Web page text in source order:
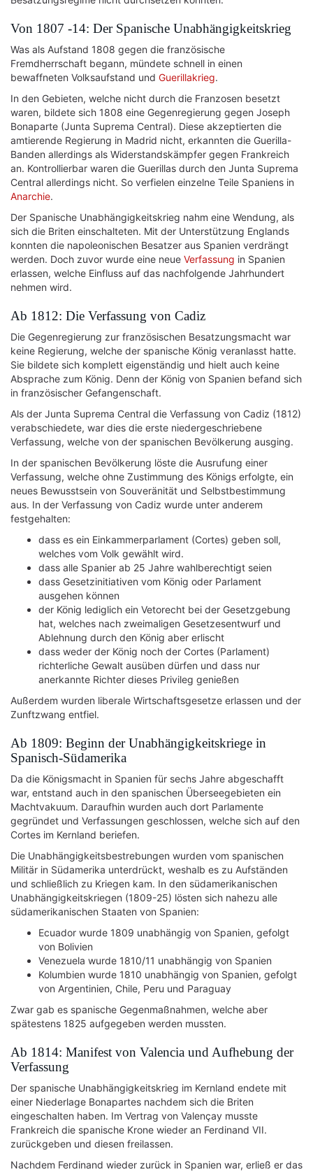
Von 1807 -14: Der Spanische Unabhängigkeitskrieg
Was als Aufstand 1808 gegen die französische
Fremdherrschaft begann, mündete schnell in einen
bewaffneten Volksaufstand und Guerillakrieg.
In den Gebieten, welche nicht durch die Franzosen besetzt
waren, bildete sich 1808 eine Gegenregierung gegen Joseph
Bonaparte (Junta Suprema Central). Diese akzeptierten die
amtierende Regierung in Madrid nicht, erkannten die Guerilla-
Banden allerdings als Widerstandskämpfer gegen Frankreich
an. Kontrollierbar waren die Guerillas durch den Junta Suprema
Central allerdings nicht. So verfielen einzelne Teile Spaniens in
Anarchie.
Der Spanische Unabhängigkeitskrieg nahm eine Wendung, als
sich die Briten einschalteten. Mit der Unterstützung Englands
konnten die napoleonischen Besatzer aus Spanien verdrängt
werden. Doch zuvor wurde eine neue Verfassung in Spanien
erlassen, welche Einfluss auf das nachfolgende Jahrhundert
nehmen wird.
Ab 1812: Die Verfassung von Cadiz
Die Gegenregierung zur französischen Besatzungsmacht war
keine Regierung, welche der spanische König veranlasst hatte.
Sie bildete sich komplett eigenständig und hielt auch keine
Absprache zum König. Denn der König von Spanien befand sich
in französischer Gefangenschaft.
Als der Junta Suprema Central die Verfassung von Cadiz (1812)
verabschiedete, war dies die erste niedergeschriebene
Verfassung, welche von der spanischen Bevölkerung ausging.
In der spanischen Bevölkerung löste die Ausrufung einer
Verfassung, welche ohne Zustimmung des Königs erfolgte, ein
neues Bewusstsein von Souveränität und Selbstbestimmung
aus. In der Verfassung von Cadiz wurde unter anderem
festgehalten:
dass es ein Einkammerparlament (Cortes) geben soll,
welches vom Volk gewählt wird.
dass alle Spanier ab 25 Jahre wahlberechtigt seien
dass Gesetzinitiativen vom König oder Parlament
ausgehen können
der König lediglich ein Vetorecht bei der Gesetzgebung
hat, welches nach zweimaligen Gesetzesentwurf und
Ablehnung durch den König aber erlischt
dass weder der König noch der Cortes (Parlament)
richterliche Gewalt ausüben dürfen und dass nur
anerkannte Richter dieses Privileg genießen
Außerdem wurden liberale Wirtschaftsgesetze erlassen und der
Zunftzwang entfiel.
Ab 1809: Beginn der Unabhängigkeitskriege in
Spanisch-Südamerika
Da die Königsmacht in Spanien für sechs Jahre abgeschafft
war, entstand auch in den spanischen Überseegebieten ein
Machtvakuum. Daraufhin wurden auch dort Parlamente
gegründet und Verfassungen geschlossen, welche sich auf den
Cortes im Kernland beriefen.
Die Unabhängigkeitsbestrebungen wurden vom spanischen
Militär in Südamerika unterdrückt, weshalb es zu Aufständen
und schließlich zu Kriegen kam. In den südamerikanischen
Unabhängigkeitskriegen (1809-25) lösten sich nahezu alle
südamerikanischen Staaten von Spanien:
Ecuador wurde 1809 unabhängig von Spanien, gefolgt
von Bolivien
Venezuela wurde 1810/11 unabhängig von Spanien
Kolumbien wurde 1810 unabhängig von Spanien, gefolgt
von Argentinien, Chile, Peru und Paraguay
Zwar gab es spanische Gegenmaßnahmen, welche aber
spätestens 1825 aufgegeben werden mussten.
Ab 1814: Manifest von Valencia und Aufhebung der
Verfassung
Der spanische Unabhängigkeitskrieg im Kernland endete mit
einer Niederlage Bonapartes nachdem sich die Briten
eingeschalten haben. Im Vertrag von Valençay musste
Frankreich die spanische Krone wieder an Ferdinand VII.
zurückgeben und diesen freilassen.
Nachdem Ferdinand wieder zurück in Spanien war, erließ er das